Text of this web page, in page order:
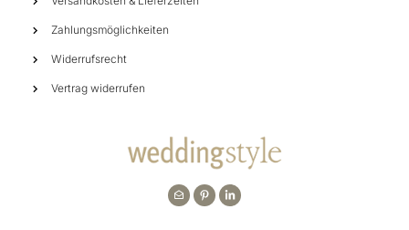
Zahlungsmöglichkeiten
Widerrufsrecht
Vertrag widerrufen